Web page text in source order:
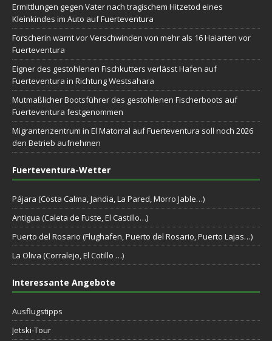
Ermittlungen gegen Vater nach tragischem Hitzetod eines
Kleinkindes im Auto auf Fuerteventura
Forscherin warnt vor Verschwinden von mehr als 16 Haiarten vor
Fuerteventura
Eigner des gestohlenen Fischkutters verlässt Hafen auf
Fuerteventura in Richtung Westsahara
Mutmaßlicher Bootsführer des gestohlenen Fischerboots auf
Fuerteventura festgenommen
Migrantenzentrum in El Matorral auf Fuerteventura soll noch 2026
den Betrieb aufnehmen
Fuerteventura-Wetter
Pájara (Costa Calma, Jandia, La Pared, Morro Jable…)
Antigua (Caleta de Fuste, El Castillo…)
Puerto del Rosario (Flughafen, Puerto del Rosario, Puerto Lajas…)
La Oliva (Corralejo, El Cotillo …)
Interessante Angebote
Ausflugstipps
Jetski-Tour